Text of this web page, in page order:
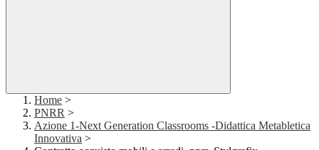
Home >
PNRR >
Azione 1-Next Generation Classrooms -Didattica Metabletica
Innovativa >